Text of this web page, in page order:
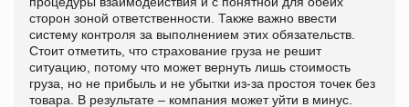
сторон зоной ответственности. Также важно ввести
систему контроля за выполнением этих обязательств.
Стоит отметить, что страхование груза не решит
ситуацию, потому что может вернуть лишь стоимость
груза, но не прибыль и не убытки из-за простоя точек без
товара. В результате – компания может уйти в минус.